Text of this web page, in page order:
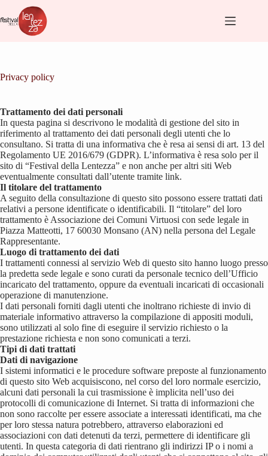
al
contenuto
Privacy policy
Trattamento dei dati personali
In questa pagina si descrivono le modalità di gestione del sito in
riferimento al trattamento dei dati personali degli utenti che lo
consultano. Si tratta di una informativa che è resa ai sensi di art. 13 del
Regolamento UE 2016/679 (GDPR). L’informativa è resa solo per il
sito di “Festival della Lentezza” e non anche per altri siti Web
eventualmente consultati dall’utente tramite link.
Il titolare del trattamento
A seguito della consultazione di questo sito possono essere trattati dati
relativi a persone identificate o identificabili. Il “titolare” del loro
trattamento è Associazione dei Comuni Virtuosi con sede legale in
Piazza Matteotti, 17 60030 Monsano (AN) nella persona del Legale
Rappresentante.
Luogo di trattamento dei dati
I trattamenti connessi al servizio Web di questo sito hanno luogo presso
la predetta sede legale e sono curati da personale tecnico dell’Ufficio
incaricato del trattamento, oppure da eventuali incaricati di occasionali
operazione di manutenzione.
I dati personali forniti dagli utenti che inoltrano richieste di invio di
materiale informativo attraverso la compilazione di appositi moduli,
sono utilizzati al solo fine di eseguire il servizio richiesto o la
prestazione richiesta e non sono comunicati a terzi.
Tipi di dati trattati
Dati di navigazione
I sistemi informatici e le procedure software preposte al funzionamento
di questo sito Web acquisiscono, nel corso del loro normale esercizio,
alcuni dati personali la cui trasmissione è implicita nell’uso dei
protocolli di comunicazione di Internet. Si tratta di informazioni che
non sono raccolte per essere associate a interessati identificati, ma che
per loro stessa natura potrebbero, attraverso elaborazioni ed
associazioni con dati detenuti da terzi, permettere di identificare gli
utenti. In questa categoria di dati rientrano gli indirizzi IP o i nomi a